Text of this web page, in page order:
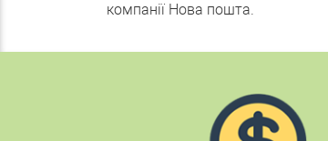
компанії Нова пошта.